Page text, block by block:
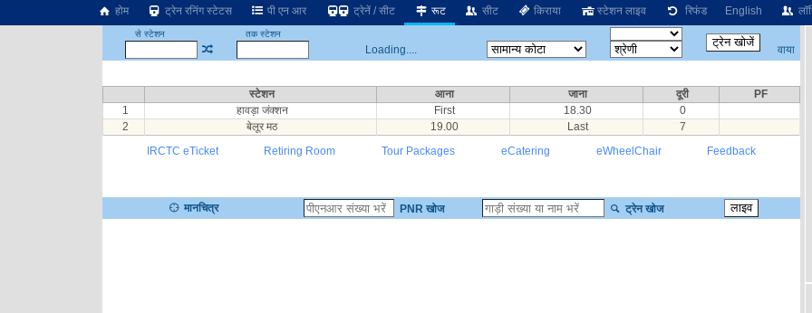
होम ट्रेन रनिंग स्टेटस पी एन आर ट्रेनें / सीट रूट सीट किराया स्टेशन लाइव रिफंड English
से स्टेशन तक स्टेशन
Loading.... वाया
स्टेशन आना जाना दूरी
PF
1
हावड़ा जंक्शन First 18.30
0
2
बेलूर मठ 19.00 Last
7
IRCTC eTicket
Retiring Room Tour Packages eCatering eWheelChair Feedback
मानचित्र PNR खोज ट्रेन खोज